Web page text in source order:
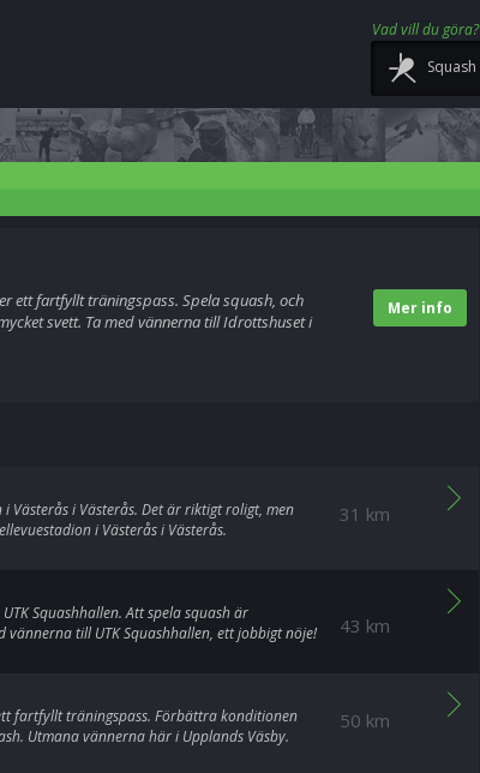
Vad vill du göra?
Squash
Mer info
ett fartfyllt träningspass. Spela squash, och
svett. Ta med vännerna till Idrottshuset i
31 km
Västerås i Västerås. Det är riktigt roligt, men
i Västerås i Västerås.
43 km
Squashhallen. Att spela squash är
till UTK Squashhallen, ett jobbigt nöje!
50 km
fartfyllt träningspass. Förbättra konditionen
Utmana vännerna här i Upplands Väsby.